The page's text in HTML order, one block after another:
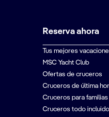
Reserva ahora
Tus mejores
MSC Yacht Club
Ofertas de cruceros
Cruceros de última
Cruceros para familias
Cruceros todo incluido